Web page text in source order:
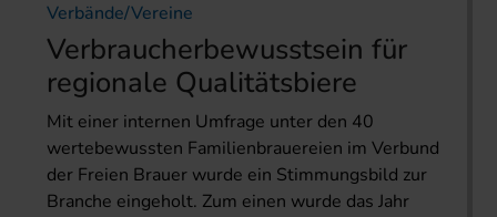
Verbände/Vereine
Verbraucherbewusstsein für
regionale Qualitätsbiere
Mit einer internen Umfrage unter den 40
wertebewussten Familienbrauereien im Verbund
der Freien Brauer wurde ein Stimmungsbild zur
Branche eingeholt. Zum einen wurde das Jahr